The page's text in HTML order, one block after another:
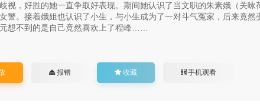
视，好胜的她一直争取好表现。期间她认识了当文职的朱素娥（关
警。接着娥姐也认识了小生，与小生成为了一对斗气冤家，后来竟
想不到的是自己竟然喜欢上了程峰……
报错 收藏 手机观看